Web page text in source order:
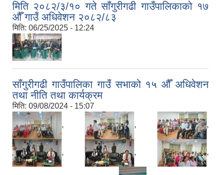
मिति २०८२/३/१० गते साँगुरीगढी गाउँपालिकाको १७
औँ गाउँ अधिवेशन २०८२/८३
मिति: 06/25/2025 - 12:24
साँगुरीगढी गाउँपालिका गाउँ सभाको १५ औँ अधिवेशन
तथा नीति तथा कार्यक्रम
मिति: 09/08/2024 - 15:07
, , ,
, , ,